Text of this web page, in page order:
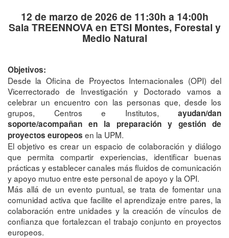
12 de marzo de 2026 de 11:30h a 14:00h
Sala TREENNOVA en ETSI Montes, Forestal y
Medio Natural
Objetivos:
Desde la Oficina de Proyectos Internacionales (OPI) del
Vicerrectorado de Investigación y Doctorado vamos a
celebrar un encuentro con las personas que, desde los
grupos, Centros e Institutos, ayudan/dan
soporte/acompañan en la preparación y gestión de
proyectos europeos en la UPM.
El objetivo es crear un espacio de colaboración y diálogo
que permita compartir experiencias, identificar buenas
prácticas y establecer canales más fluidos de comunicación
y apoyo mutuo entre este personal de apoyo y la OPI.
Más allá de un evento puntual, se trata de fomentar una
comunidad activa que facilite el aprendizaje entre pares, la
colaboración entre unidades y la creación de vínculos de
confianza que fortalezcan el trabajo conjunto en proyectos
europeos.